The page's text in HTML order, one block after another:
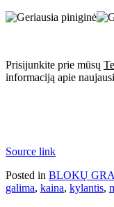
Prisijunkite prie mūsų
informaciją apie
Source link
Posted in BLOKŲ
galima, kaina, kylantis,